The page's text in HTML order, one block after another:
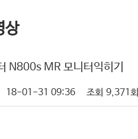
상
N800s MR 모니터익히기
18-01-31 09:36 조회 9,371회